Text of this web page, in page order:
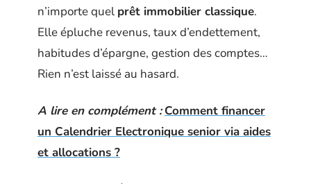
n’importe quel prêt immobilier classique.
Elle épluche revenus, taux d’endettement,
habitudes d’épargne, gestion des comptes…
Rien n’est laissé au hasard.
A lire en complément : Comment financer
un Calendrier Electronique senior via aides
et allocations ?